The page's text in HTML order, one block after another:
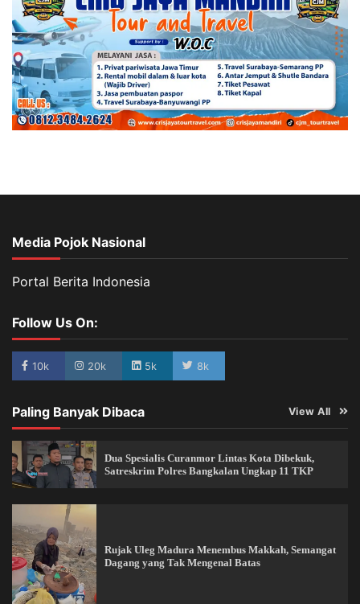
Media Pojok Nasional
Portal Berita Indonesia
Follow Us On:
10k 20k 5k 8k
Paling Banyak Dibaca View All
Dua Spesialis Curanmor Lintas Kota Dibekuk,
Satreskrim Polres Bangkalan Ungkap 11 TKP
Rujak Uleg Madura Menembus Makkah, Semangat
Dagang yang Tak Mengenal Batas